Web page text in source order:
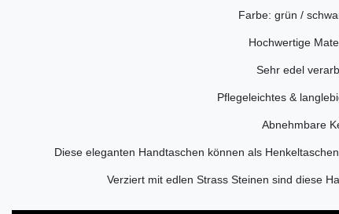
Farbe: grün /
Hochwertige
Sehr edel
Pflegeleichtes &
Abnehmbare
Diese eleganten Handtaschen können als
Verziert mit edlen Strass Steinen sind diese